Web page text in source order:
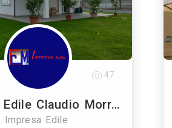
Impresa Edile Claudio Morreale
Impresa Edile
47